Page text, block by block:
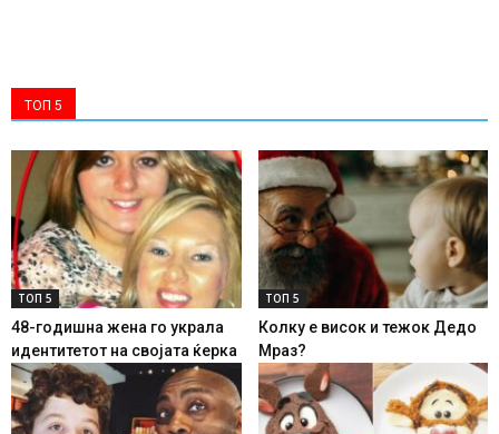
ТОП 5
ТОП 5
48-годишна жена го украла
идентитетот на својата ќерка
ТОП 5
Колку е висок и тежок Дедо
Мраз?